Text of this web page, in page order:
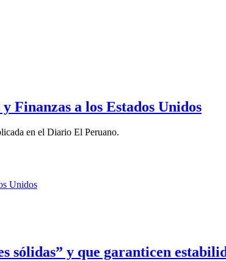
a los Estados Unidos
en el Diario El Peruano.
sólidas” y que garanticen